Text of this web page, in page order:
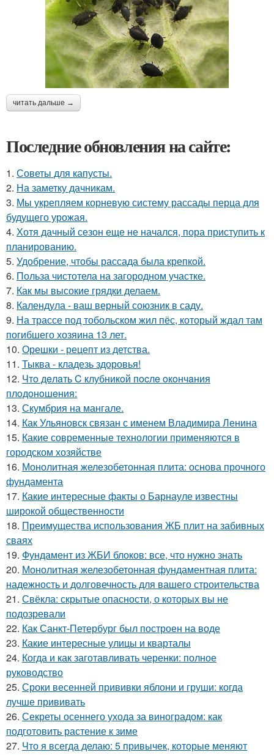
читать дальше →
Последние обновления на сайте:
1. Советы для капусты.
2. На заметку дачникам.
3. Мы укрепляем корневую систему рассады перца для
будущего урожая.
4. Хотя дачный сезон еще не начался, пора приступить к
планированию.
5. Удобрение, чтобы рассада была крепкoй.
6. Польза чистотела на загородном участке.
7. Как мы высокие грядки делаем.
8. Календула - ваш верный союзник в саду.
9. На трассе под тобольском жил пёс, который ждал там
погибшего хозяина 13 лет.
10. Орешки - рецепт из детства.
11. Тыква - кладезь здоровья!
12. Чтo дeлaть C клубникoй пocлe oкoнчaния
плoдoнoшeния:
13. Скумбрия на мангале.
14. Как Ульяновск связан с именем Владимира Ленина
15. Какие современные технологии применяются в
городском хозяйстве
16. Монолитная железобетонная плита: основа прочного
фундамента
17. Какие интересные факты о Барнауле известны
широкой общественности
18. Преимущества использования ЖБ плит на забивных
сваях
19. Фундамент из ЖБИ блоков: все, что нужно знать
20. Монолитная железобетонная фундаментная плита:
надежность и долговечность для вашего строительства
21. Свёкла: скрытые опасности, о которых вы не
подозревали
22. Как Санкт-Петербург был построен на воде
23. Какие интересные улицы и кварталы
24. Когда и как заготавливать черенки: полное
руководство
25. Сроки весенней прививки яблони и груши: когда
лучше прививать
26. Секреты осеннего ухода за виноградом: как
подготовить растение к зиме
27. Что я всегда делаю: 5 привычек, которые меняют